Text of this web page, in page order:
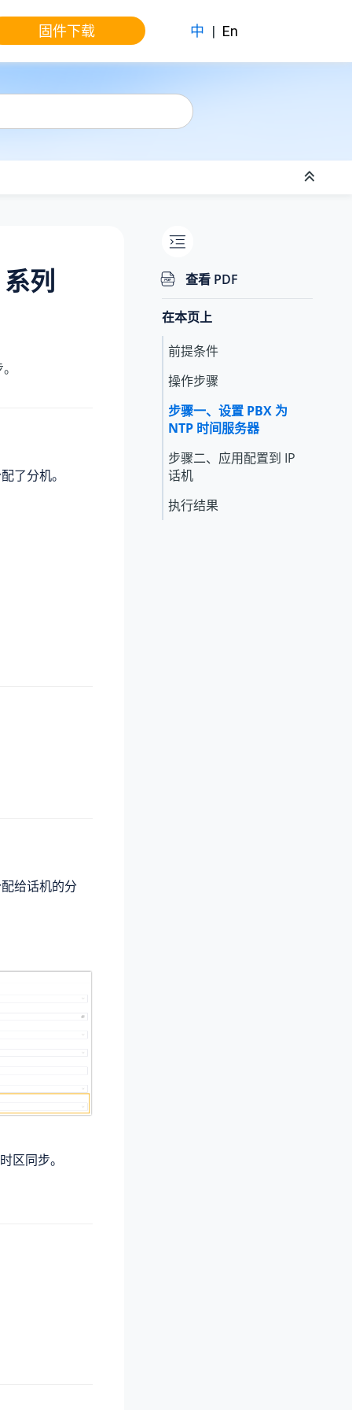
固件下载 中 | En
列
了分机。
给话机的分
区同步。
查看 PDF
在本页上
前提条件
操作步骤
步骤一、设置 PBX 为
NTP 时间服务器
步骤二、应用配置到 IP
话机
执行结果